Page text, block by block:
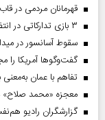
قهرمانان مردمی در
۳ بازی تدارکاتی در انتظار تیم ملی ایران در فیفادی مهر
سقوط آسانسور در میدان آرژانتین ۹
گفت‌وگوها آمریکا را
تفاهم با عمان
معجزه «محمد صلاح»
گزارشگران رادیو